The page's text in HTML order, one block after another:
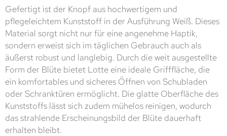
Gefertigt ist der Knopf aus hochwertigem und
pflegeleichtem Kunststoff in der Ausführung Weiß. Dieses
Material sorgt nicht nur für eine angenehme Haptik,
sondern erweist sich im täglichen Gebrauch auch als
äußerst robust und langlebig. Durch die weit ausgestellte
Form der Blüte bietet Lotte eine ideale Grifffläche, die
ein komfortables und sicheres Öffnen von Schubladen
oder Schranktüren ermöglicht. Die glatte Oberfläche des
Kunststoffs lässt sich zudem mühelos reinigen, wodurch
das strahlende Erscheinungsbild der Blüte dauerhaft
erhalten bleibt.